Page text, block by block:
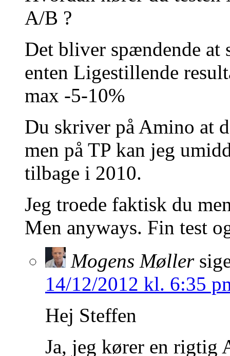
A/B ?
Det bliver spændende at
enten Ligestillende
max -5-10%
Du skriver på Amino at
men på TP kan jeg
tilbage i 2010.
Jeg troede faktisk du
Men anyways. Fin test
Mogens Møller
14/12/2012 kl. 6:35
Hej Steffen
Ja, jeg kører en rigtig